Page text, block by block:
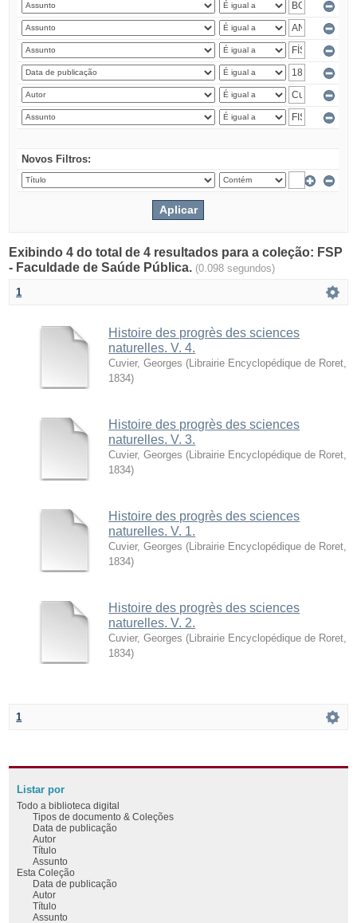
Novos Filtros:
Exibindo 4 do total de 4 resultados para a coleção: FSP
- Faculdade de Saúde Pública. (0.098 segundos)
1
Histoire des progrès des sciences
naturelles. V. 4.
Cuvier, Georges ( Librairie Encyclopédique de Roret
1834)
Histoire des progrès des sciences
naturelles. V. 3.
Cuvier, Georges ( Librairie Encyclopédique de Roret
1834)
Histoire des progrès des sciences
naturelles. V. 1.
Cuvier, Georges ( Librairie Encyclopédique de Roret
1834)
Histoire des progrès des sciences
naturelles. V. 2.
Cuvier, Georges ( Librairie Encyclopédique de Roret
1834)
1
Listar por
Todo a biblioteca digital
Tipos de documento & Coleções
Data de publicação
Autor
Título
Assunto
Esta Coleção
Data de publicação
Autor
Título
Assunto